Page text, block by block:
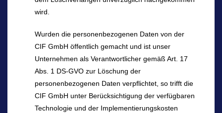
wird.
Wurden die personenbezogenen Daten von der
CIF GmbH öffentlich gemacht und ist unser
Unternehmen als Verantwortlicher gemäß Art. 17
Abs. 1 DS-GVO zur Löschung der
personenbezogenen Daten verpflichtet, so trifft die
CIF GmbH unter Berücksichtigung der verfügbaren
Technologie und der Implementierungskosten